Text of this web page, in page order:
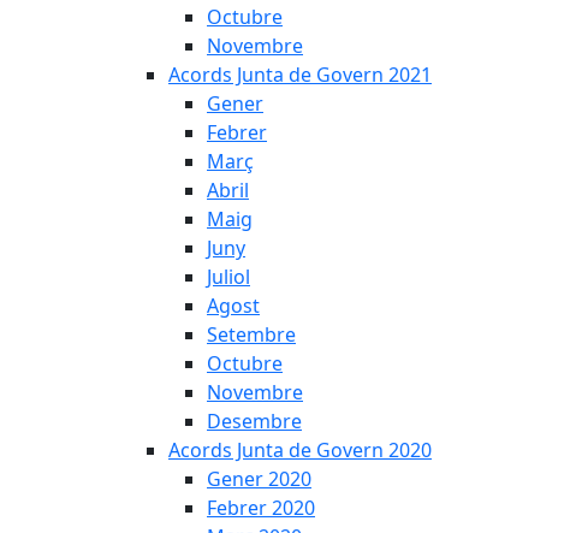
Octubre
Novembre
Acords Junta de Govern 2021
Gener
Febrer
Març
Abril
Maig
Juny
Juliol
Agost
Setembre
Octubre
Novembre
Desembre
Acords Junta de Govern 2020
Gener 2020
Febrer 2020